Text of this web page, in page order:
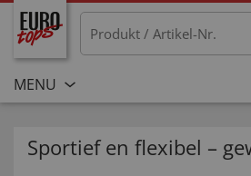
MENU
Sportief en flexibel –